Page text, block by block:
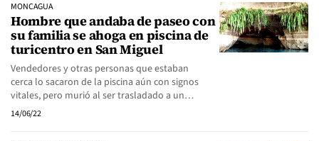
MONCAGUA
Hombre que andaba de paseo con
su familia se ahoga en piscina de
turicentro en San Miguel
Vendedores y otras personas que estaban
cerca lo sacaron de la piscina aún con signos
vitales, pero murió al ser trasladado a un…
14/06/22